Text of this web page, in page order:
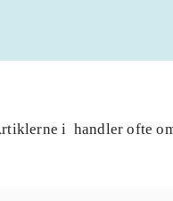
i handler ofte